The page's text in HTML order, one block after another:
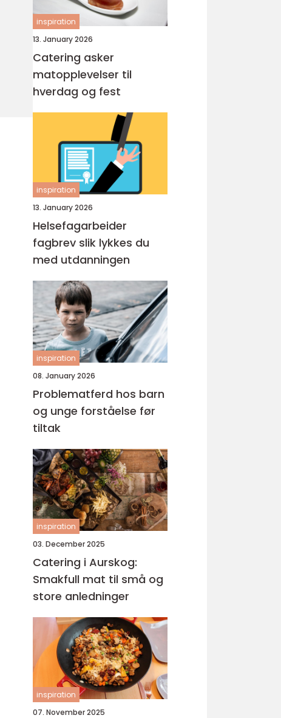
inspiration
13. January 2026
Catering asker
matopplevelser til
hverdag og fest
inspiration
13. January 2026
Helsefagarbeider
fagbrev slik lykkes du
med utdanningen
inspiration
08. January 2026
Problematferd hos barn
og unge forståelse før
tiltak
inspiration
03. December 2025
Catering i Aurskog:
Smakfull mat til små og
store anledninger
inspiration
07. November 2025